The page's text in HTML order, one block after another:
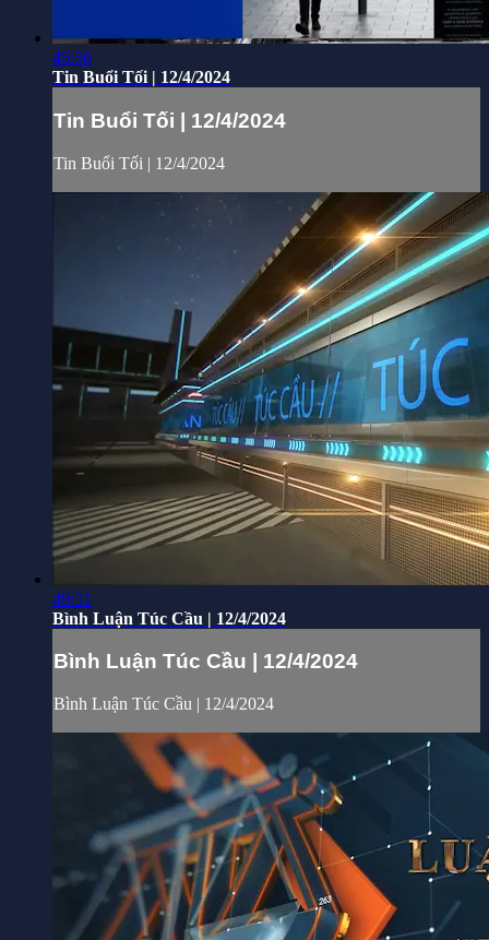
45:56
Tin Buổi Tối | 12/4/2024
Tin Buổi Tối | 12/4/2024
Tin Buổi Tối | 12/4/2024
49:51
Bình Luận Túc Cầu | 12/4/2024
Bình Luận Túc Cầu | 12/4/2024
Bình Luận Túc Cầu | 12/4/2024